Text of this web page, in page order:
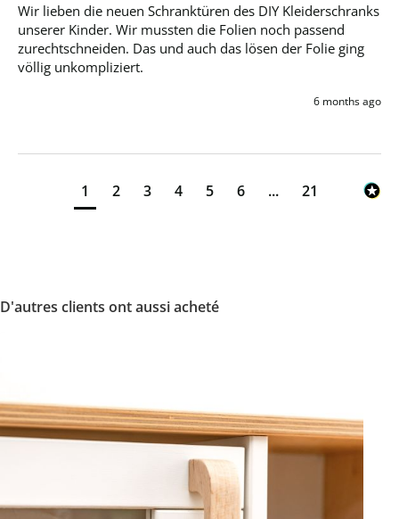
Wir lieben die neuen Schranktüren des DIY Kleiderschranks
unserer Kinder. Wir mussten die Folien noch passend
zurechtschneiden. Das und auch das lösen der Folie ging
völlig unkompliziert.
6 months ago
1 2 3 4 5 6 ... 21
D'autres clients ont aussi acheté